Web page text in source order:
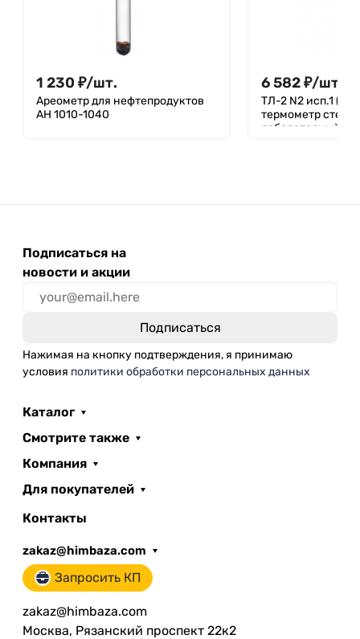
1 230 ₽/шт.
Ареометр для нефтепродуктов
АН 1010-1040
6 582₽/шт.
ТЛ-2 N2 исп.1
термометр
лабораторный
Подписаться на
новости и акции
Нажимая на кнопку подтверждения, я принимаю
условия политики обработки персональных данных
Каталог
Смотрите также
Компания
Для покупателей
Контакты
zakaz@himbaza.com
Запросить КП
zakaz@himbaza.com
Москва, Рязанский проспект 22к2